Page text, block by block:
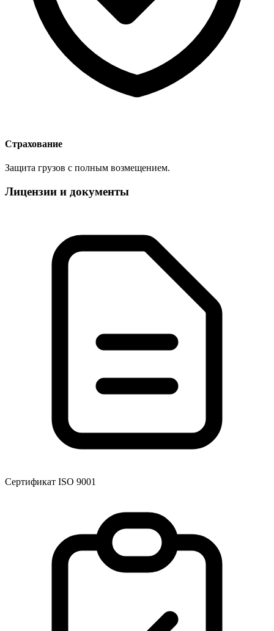
Страхование
Защита грузов с полным возмещением.
Лицензии и документы
Сертификат ISO 9001